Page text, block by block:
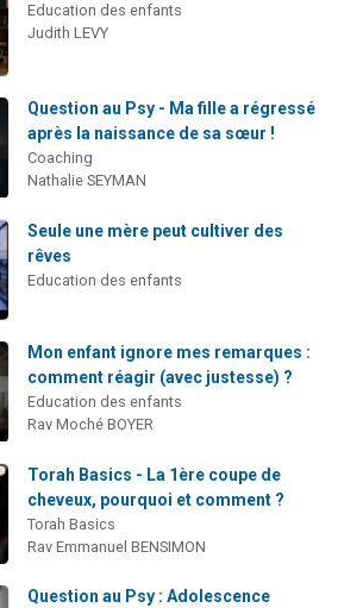
Education des enfants
Judith LEVY
Question au Psy - Ma fille a régressé
après la naissance de sa sœur !
Coaching
Nathalie SEYMAN
Seule une mère peut cultiver des
rêves
Education des enfants
Mon enfant ignore mes remarques :
comment réagir (avec justesse) ?
Education des enfants
Rav Moché BOYER
Torah Basics - La 1ère coupe de
cheveux, pourquoi et comment ?
Torah Basics
Rav Emmanuel BENSIMON
Question au Psy : Adolescence